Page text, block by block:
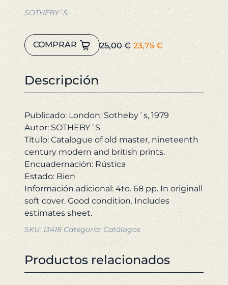
SOTHEBY´S
25,00€ El
25,00 €.
23,75 €El
actual
23,75 €.
Catalogue
of
master,
nineteenth
modern
and
british
prints.
cantidad
COMPRAR
Descripción
Publicado: London: Sotheby´s, 1979
Autor: SOTHEBY´S
Título: Catalogue of old master, nineteenth
century modern and british prints.
Encuadernación: Rústica
Estado: Bien
Información adicional: 4to. 68 pp. In originall
soft cover. Good condition. Includes
SKU: 13418 Categoría: Catálogos
Productos relacionados